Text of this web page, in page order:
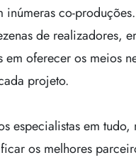
co-produções.
de realizadores,
oferecer os meios
projeto.
especialistas em
os melhores